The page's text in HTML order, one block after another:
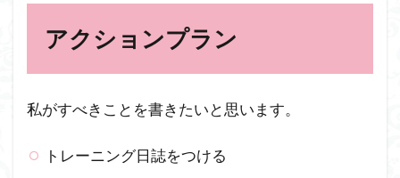
アクションプラン
私がすべきことを書きたいと思います。
トレーニング日誌をつける